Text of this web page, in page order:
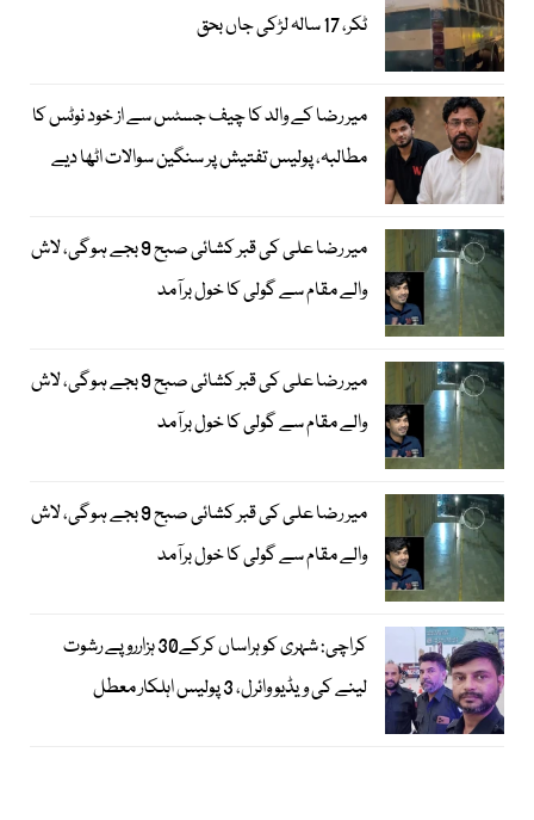
ٹکر، 17 سالہ لڑکی جاں بحق
میر رضا کے والد کا چیف جسٹس سے از خود نوٹس کا
مطالبہ، پولیس تفتیش پر سنگین سوالات اٹھا دیے
میر رضا علی کی قبر کشائی صبح 9 بجے ہوگی، لاش
والے مقام سے گولی کا خول برآمد
میر رضا علی کی قبر کشائی صبح 9 بجے ہوگی، لاش
والے مقام سے گولی کا خول برآمد
میر رضا علی کی قبر کشائی صبح 9 بجے ہوگی، لاش
والے مقام سے گولی کا خول برآمد
کراچی: شہری کو ہراساں کرکے30 ہزارروپے رشوت
لینے کی ویڈیو وائرل، 3 پولیس اہلکار معطل